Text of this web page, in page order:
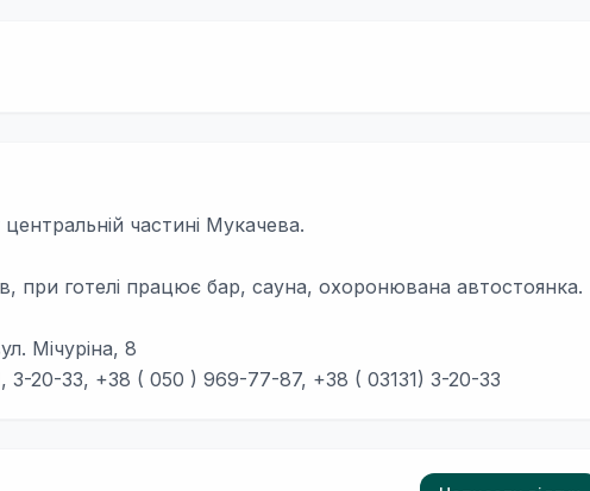
частині Мукачева.
при готелі працює бар, сауна, охоронювана автостоянка.
Мічуріна, 8
3-20-33, +38 ( 050 ) 969-77-87, +38 ( 03131) 3-20-33